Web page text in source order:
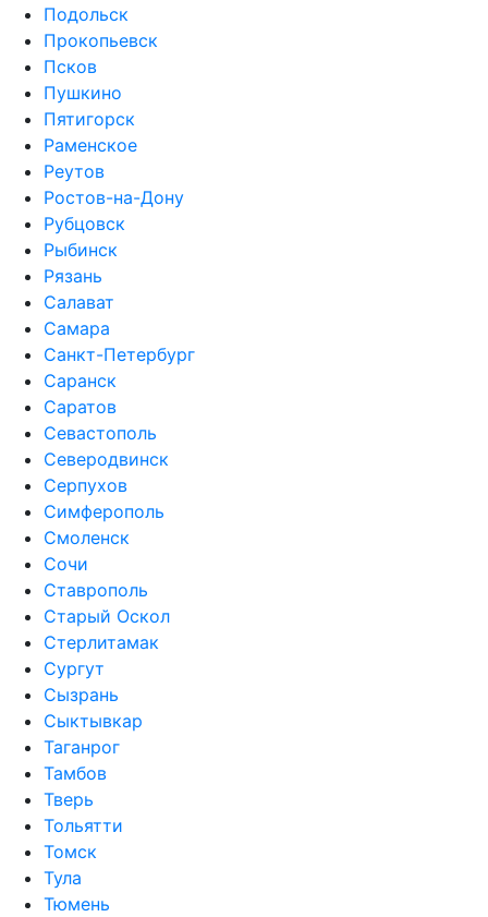
Подольск
Прокопьевск
Псков
Пушкино
Пятигорск
Раменское
Реутов
Ростов-на-Дону
Рубцовск
Рыбинск
Рязань
Салават
Самара
Санкт-Петербург
Саранск
Саратов
Севастополь
Северодвинск
Серпухов
Симферополь
Смоленск
Сочи
Ставрополь
Старый Оскол
Стерлитамак
Сургут
Сызрань
Сыктывкар
Таганрог
Тамбов
Тверь
Тольятти
Томск
Тула
Тюмень